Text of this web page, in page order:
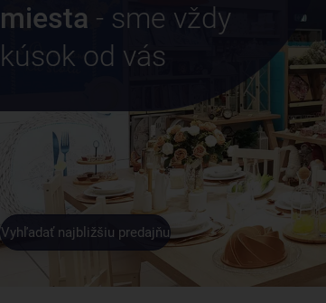
miesta - sme vždy
kúsok od vás
Vyhľadať najbližšiu predajňu